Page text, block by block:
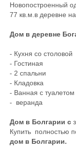
Новопостроенный
77 кв.м.в деревне
Дом в деревне
- Кухня со столовой
- Гостиная
- 2 спальни
- Кладовка
- Ванная с туалетом
- веранда
Дом в Болгарии с
Купить полностью
дом в Болгарии.